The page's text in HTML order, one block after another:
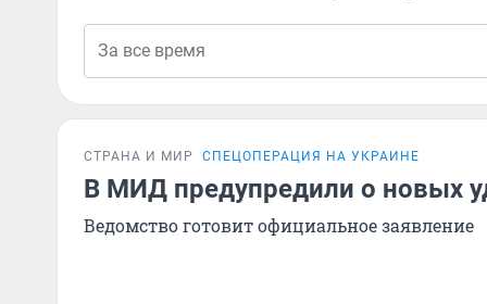
СТРАНА И МИР СПЕЦОПЕРАЦИЯ НА УКРАИНЕ
В МИД предупредили о новых
Ведомство готовит официальное заявление